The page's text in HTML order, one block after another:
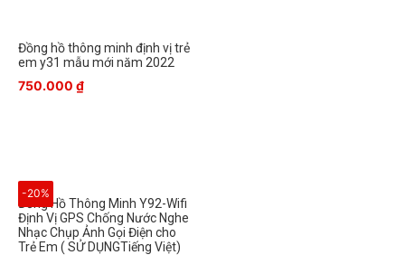
Đồng hồ thông minh định vị trẻ
em y31 mẫu mới năm 2022
750.000 ₫
-20%
Đồng Hồ Thông Minh Y92-Wifi
Định Vị GPS Chống Nước Nghe
Nhạc Chụp Ảnh Gọi Điện cho
Trẻ Em ( SỬ DỤNGTiếng Việt)